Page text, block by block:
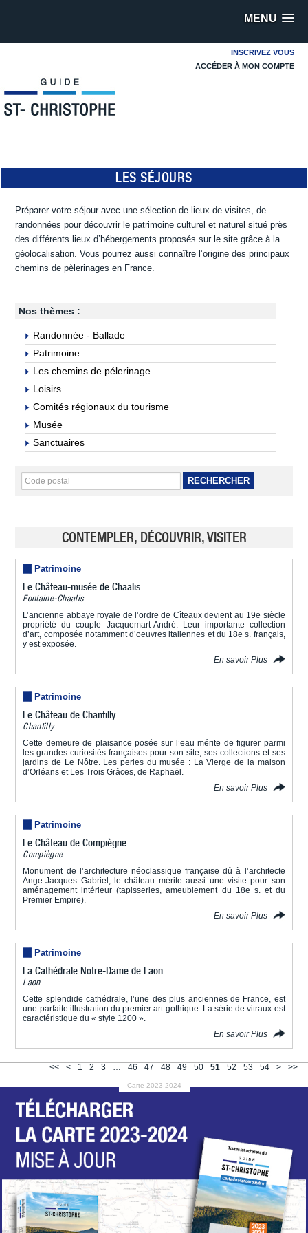
MENU
INSCRIVEZ VOUS
ACCÉDER À MON COMPTE
LES SÉJOURS
Préparer votre séjour avec une sélection de lieux de visites, de
randonnées pour découvrir le patrimoine culturel et naturel situé près
des différents lieux d’hébergements proposés sur le site grâce à la
géolocalisation. Vous pourrez aussi connaître l’origine des principaux
chemins de pèlerinages en France.
Nos thèmes :
Randonnée - Ballade
Patrimoine
Les chemins de pélerinage
Loisirs
Comités régionaux du tourisme
Musée
Sanctuaires
RECHERCHER
CONTEMPLER, DÉCOUVRIR, VISITER
Patrimoine
Le Château-musée de Chaalis
Fontaine-Chaalis
L’ancienne abbaye royale de l’ordre de Cîteaux devient au 19e siècle
propriété du couple Jacquemart-André. Leur importante collection
d’art, composée notamment d’oeuvres italiennes et du 18e s. français,
y est exposée.
En savoir Plus
Patrimoine
Le Château de Chantilly
Chantilly
Cette demeure de plaisance posée sur l’eau mérite de figurer parmi
les grandes curiosités françaises pour son site, ses collections et ses
jardins de Le Nôtre. Les perles du musée : La Vierge de la maison
d’Orléans et Les Trois Grâces, de Raphaël.
En savoir Plus
Patrimoine
Le Château de Compiègne
Compiègne
Monument de l’architecture néoclassique française dû à l’architecte
Ange-Jacques Gabriel, le château mérite aussi une visite pour son
aménagement intérieur (tapisseries, ameublement du 18e s. et du
Premier Empire).
En savoir Plus
Patrimoine
La Cathédrale Notre-Dame de Laon
Laon
Cette splendide cathédrale, l’une des plus anciennes de France, est
une parfaite illustration du premier art gothique. La série de vitraux est
caractéristique du « style 1200 ».
En savoir Plus
<< < 1 2 3 … 46 47 48 49 50 51 52 53 54 > >>
Carte 2023-2024